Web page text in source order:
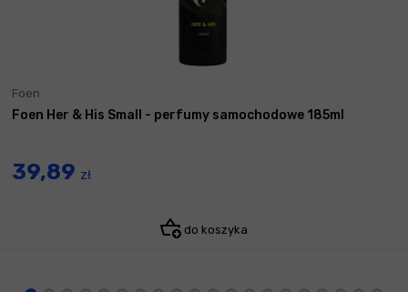
Foen
Foen Her & His Small - perfumy samochodowe 185ml
39,89 zł
do koszyka